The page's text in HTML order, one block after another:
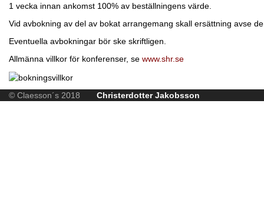
1 vecka innan ankomst 100% av beställningens värde.
Vid avbokning av del av bokat arrangemang skall ersättning avse
Eventuella avbokningar bör ske skriftligen.
Allmänna villkor för konferenser, se www.shr.se
© Claesson´s 2018 Christerdotter Jakobsson